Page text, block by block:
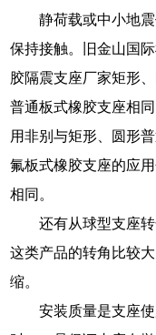
静荷载或中小地
保持接触。旧金山国
胶隔震支座厂家矩形
普通板式橡胶支座相
用非别与矩形、圆形
氟板式橡胶支座的应
相同。
还有从球型支座
这类产品的转角比较
缩。
安装质量是支座